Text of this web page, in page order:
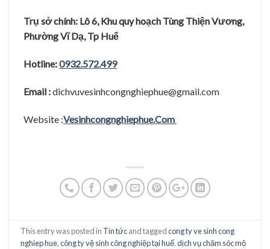
Trụ sở chính: Lô 6, Khu quy hoạch Tùng Thiện Vương,
Phường Vĩ Dạ, Tp Huế
Hotline:0932.572.499
Email :dichvuvesinhcongnghiephue@gmail.com
Website :Vesinhcongnghiephue.Com
This entry was posted in Tin tứcand taggedcong ty ve sinh cong
nghiep hue,công ty vệ sinh công nghiệp tại huế,dịch vụ chăm sóc mộ